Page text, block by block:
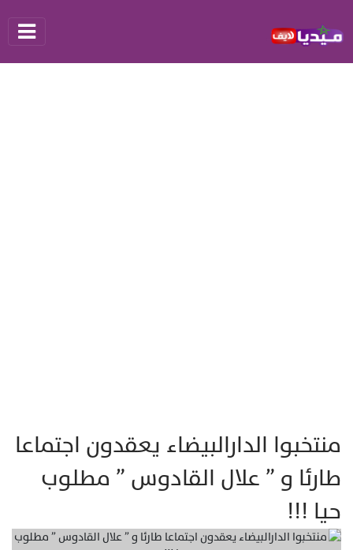
منتخبوا الدارالبيضاء يعقدون اجتماعا
طارئا و ” علال القادوس ” مطلوب
حيا !!!